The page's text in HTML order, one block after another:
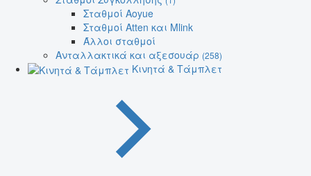
Σταθμοί Aoyue
Σταθμοί Atten και Mlink
Άλλοι σταθμοί
Ανταλλακτικά και αξεσουάρ (258)
Κινητά & Τάμπλετ